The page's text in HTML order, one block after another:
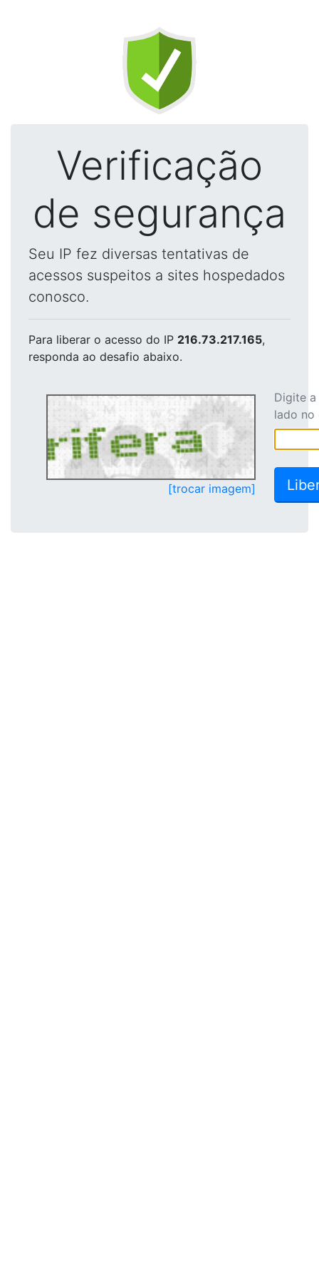
Verificação
de segurança
Seu IP fez diversas tentativas de
acessos suspeitos a sites hospedados
conosco.
Para liberar o acesso do IP 216.73.217.165,
responda ao desafio abaixo.
[trocar imagem]
Digite
lado no